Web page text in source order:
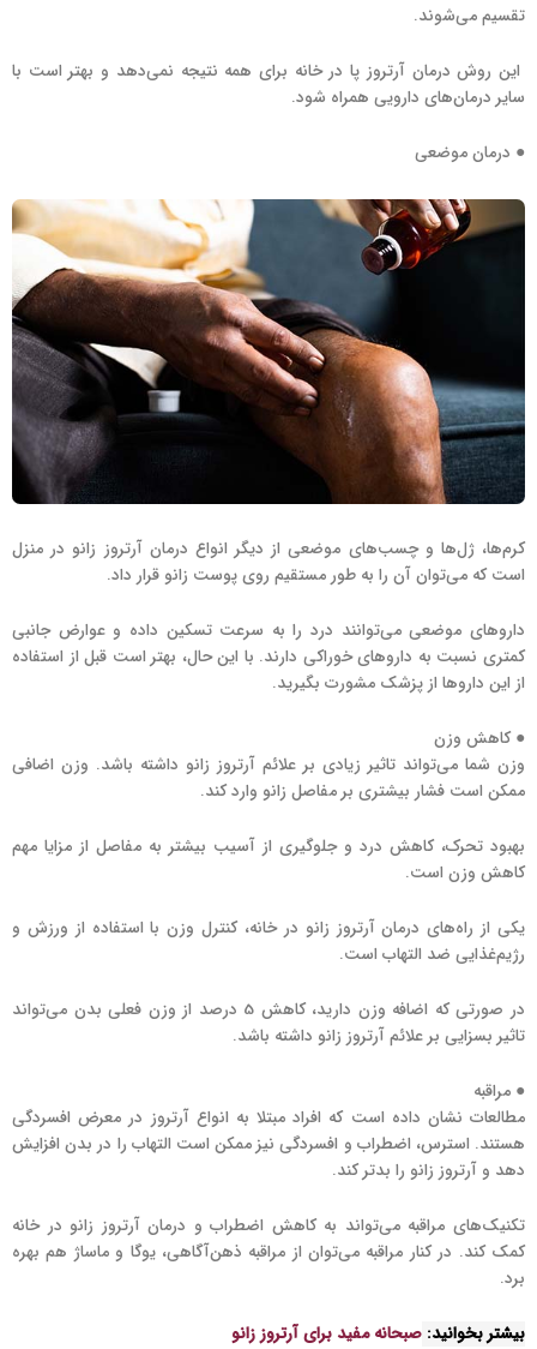
تقسیم می‌شوند.
این روش درمان آرتروز پا در خانه برای همه نتیجه نمی‌دهد و بهتر است با
سایر درمان‌های دارویی همراه شود.
● درمان موضعی
کرم‌ها، ژل‌ها و چسب‌های موضعی از دیگر انواع درمان آرتروز زانو در منزل
است که می‌توان آن را به طور مستقیم روی پوست زانو قرار داد.
داروهای موضعی می‌توانند درد را به سرعت تسکین داده و عوارض جانبی
کمتری نسبت به داروهای خوراکی دارند. با این حال، بهتر است قبل از استفاده
از این داروها از پزشک مشورت بگیرید.
● کاهش وزن
وزن شما می‌تواند تاثیر زیادی بر علائم آرتروز زانو داشته باشد. وزن اضافی
ممکن است فشار بیشتری بر مفاصل زانو وارد کند.
بهبود تحرک، کاهش درد و جلوگیری از آسیب بیشتر به مفاصل از مزایا مهم
کاهش وزن است.
یکی از راه‌های درمان آرتروز زانو در خانه، کنترل وزن با استفاده از ورزش و
رژیم‌غذایی ضد التهاب است.
در صورتی که اضافه وزن دارید، کاهش 5 درصد از وزن فعلی بدن می‌تواند
تاثیر بسزایی بر علائم آرتروز زانو داشته باشد.
● مراقبه
مطالعات نشان داده است که افراد مبتلا به انواع آرتروز در معرض افسردگی
هستند. استرس، اضطراب و افسردگی نیز ممکن است التهاب را در بدن افزایش
دهد و آرتروز زانو را بدتر کند.
تکنیک‌های مراقبه می‌تواند به کاهش اضطراب و درمان آرتروز زانو در خانه
کمک کند. در کنار مراقبه می‌توان از مراقبه ذهن‌آگاهی، یوگا و ماساژ هم بهره
برد.
بیشتر بخوانید: صبحانه مفید برای آرتروز زانو